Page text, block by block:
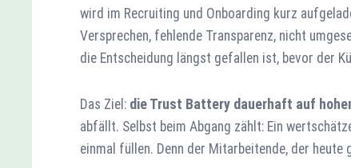
wird im Recruiting und Onboarding kurz
Versprechen, fehlende Transparenz, nicht
die Entscheidung längst gefallen ist, bevor der
Das Ziel: die Trust Battery dauerhaft auf
abfällt. Selbst beim Abgang zählt: Ein
einmal füllen. Denn der Mitarbeitende, der heute